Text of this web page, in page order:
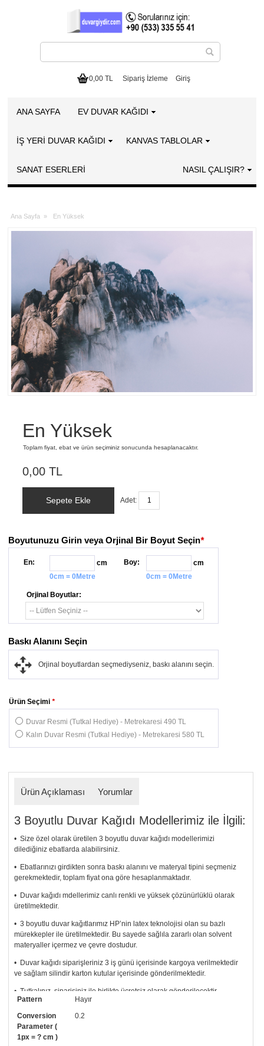
0,00 TL Sipariş İzleme Giriş
ANA SAYFA EV DUVAR KAĞIDI
İŞ YERİ DUVAR KAĞIDI KANVAS TABLOLAR
SANAT ESERLERI NASIL ÇALIŞIR?
Ana Sayfa » En Yüksek
En Yüksek
Toplam fiyat, ebat ve ürün seçiminiz sonucunda hesaplanacaktır.
0,00 TL
Sepete Ekle Adet:
Boyutunuzu Girin veya Orjinal Bir Boyut Seçin*
En:
cm
0cm = 0Metre
Boy:
cm
0cm = 0Metre
Orjinal Boyutlar:
*
Ürün Seçimi
Duvar Resmi (Tutkal Hediye) - Metrekaresi 490 TL
Kalın Duvar Resmi (Tutkal Hediye) - Metrekaresi 580 TL
Baskı Alanını Seçin
Orjinal boyutlardan seçmediyseniz, baskı alanını seçin.
Ürün Açıklaması Yorumlar
3 Boyutlu Duvar Kağıdı Modellerimiz ile İlgili:
• Size özel olarak üretilen 3 boyutlu duvar kağıdı modellerimizi
dilediğiniz ebatlarda alabilirsiniz.
• Ebatlarınızı girdikten sonra baskı alanını ve materyal tipini seçmeniz
gerekmektedir, toplam fiyat ona göre hesaplanmaktadır.
• Duvar kağıdı mdellerimiz canlı renkli ve yüksek çözünürlüklü olarak
üretilmektedir.
• 3 boyutlu duvar kağıtlarımız HP’nin latex teknolojisi olan su bazlı
mürekkepler ile üretilmektedir. Bu sayede sağlıla zararlı olan solvent
materyaller içermez ve çevre dostudur.
• Duvar kağıdı siparişleriniz 3 iş günü içerisinde kargoya verilmektedir
ve sağlam silindir karton kutular içerisinde gönderilmektedir.
• Tutkalınız, siparişiniz ile birlikte ücretsiz olarak gönderilecektir.
Uygulaması standart duvar kağıdı ile aynıdır. Siparişiniz ile birlikte
uygulama kılavuzu da gönderilecektir.
• Resimli duvar kağıdı modelinizi siyah beyaz renklerde istiyorsanız bizi
arayıp talebinizi iletebilirsiniz.
Pattern
Hayır
Conversion
Parameter (
1px = ? cm )
0.2